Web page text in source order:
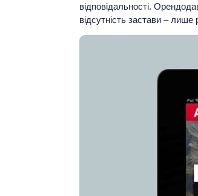
відповідальності.
відсутність застави –